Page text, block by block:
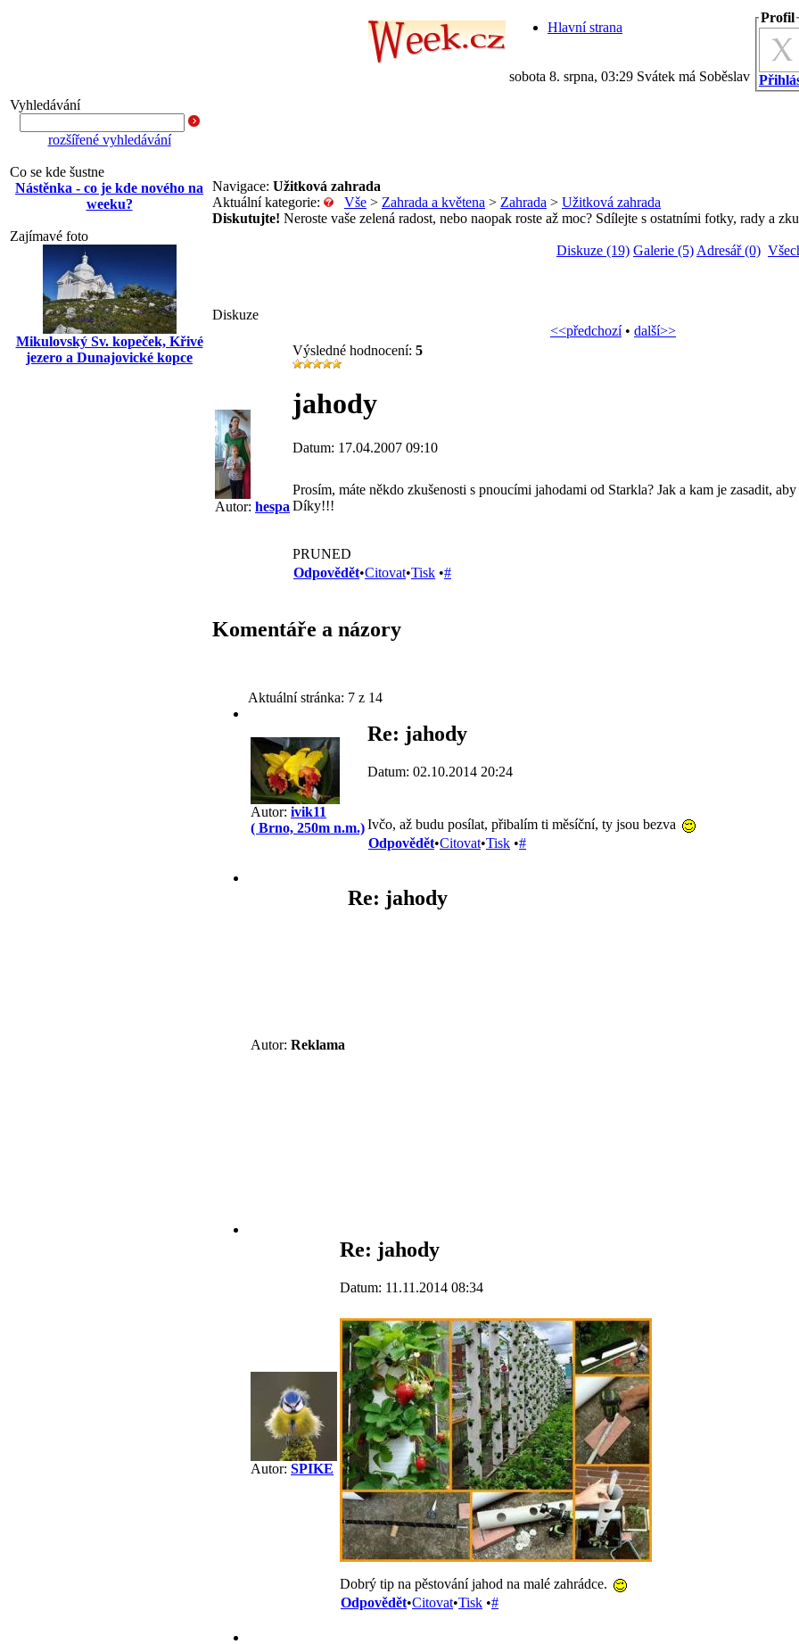
Hlavní strana
sobota 8. srpna, 03:29 Svátek má Soběslav
Profil
Vyhledávání
rozšířené vyhledávání
Co se kde šustne
Nástěnka - co je kde nového na
weeku?
Zajímavé foto
Mikulovský Sv. kopeček, Křivé
jezero a Dunajovické kopce
Navigace: Užitková zahrada
Aktuální kategorie:
Vše > Zahrada a květena > Zahrada > Užitková zahrada
Diskutujte! Neroste vaše zelená radost, nebo naopak roste až moc? Sdílejte s ostatními fotky, rady a
Diskuze (19) Galerie (5) Adresář (0)
Diskuze
<<předchozí• další>>
Autor: hespa
Výsledné hodnocení: 5
jahody
Datum: 17.04.2007 09:10
Prosím, máte někdo zkušenosti s pnoucími jahodami od Starkla? Jak a kam je zasadit,
Díky!!!
PRUNED
Odpovědět•Citovat•Tisk •#
Komentáře a názory
Aktuální stránka: 7 z 14
Autor: ivik11
( Brno, 250m n.m.)
Re: jahody
Datum: 02.10.2014 20:24
Ivčo, až budu posílat, přibalím ti měsíční, ty jsou bezva
Odpovědět•Citovat•Tisk •#
Autor: Reklama
Re: jahody
Autor: SPIKE
Re: jahody
Datum: 11.11.2014 08:34
Dobrý tip na pěstování jahod na malé zahrádce.
Odpovědět•Citovat•Tisk •#